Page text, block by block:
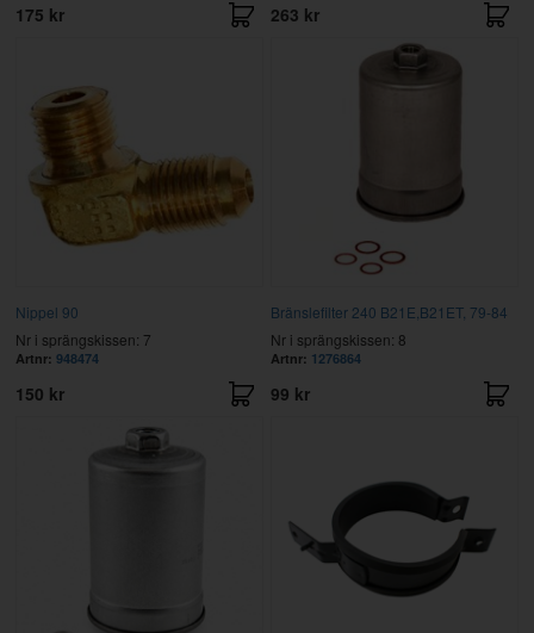
175 kr 263 kr
Nippel 90
Nr i sprängskissen: 7
Artnr: 948474
150 kr
Bränslefilter 240 B21E,B21ET, 79-84
Nr i sprängskissen: 8
Artnr: 1276864
99 kr